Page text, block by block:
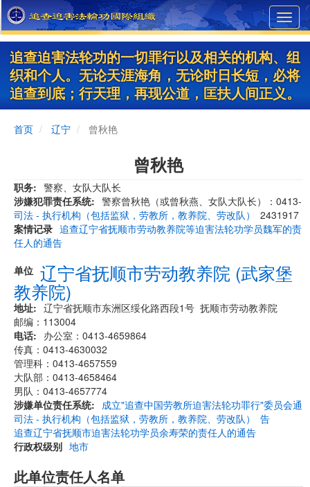
Skip
to
main
content
追查迫害法轮功的一切罪行以及相关的机构、组
织和个人。无论天涯海角，无论时日长短，必将
追查到底；行天理，再现公道，匡扶人间正义。
首页 辽宁 曾秋艳
曾秋艳
职务
警察、女队大队长
涉嫌犯罪责任系统
司法 - 执行机构（包括监狱，劳教所，教养院、劳改队）
警察曾秋艳（或曾秋燕、女队大队长）：0413-
2431917
案情记录 追查辽宁省抚顺市劳动教养院等迫害法轮功学员魏军的责
任人的通告
单位 辽宁省抚顺市劳动教养院 (武家堡
教养院)
地址
​​辽宁省抚顺市东洲区绥化路西段1号 抚顺市劳动教养院
邮编：113004
电话
办公室：0413-4659864
传真：0413-4630032
管理科：0413-4657559
大队部：0413-4658464
男队：0413-4657774
涉嫌单位责任系统
司法 - 执行机构（包括监狱，劳教所，教养院、劳改队）
成立"追查中国劳教所迫害法轮功罪行"委员会通
告
追查辽宁省抚顺市迫害法轮功学员余寿荣的责任人的通告
行政权级别 地市
此单位责任人名单